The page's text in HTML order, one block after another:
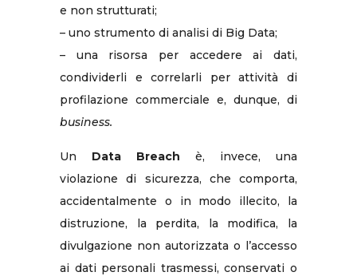
e non strutturati;
– uno strumento di analisi di Big Data;
– una risorsa per accedere ai dati,
condividerli e correlarli per attività di
profilazione commerciale e, dunque, di
business.
Un Data Breach è, invece, una
violazione di sicurezza, che comporta,
accidentalmente o in modo illecito, la
distruzione, la perdita, la modifica, la
divulgazione non autorizzata o l’accesso
ai dati personali trasmessi, conservati o